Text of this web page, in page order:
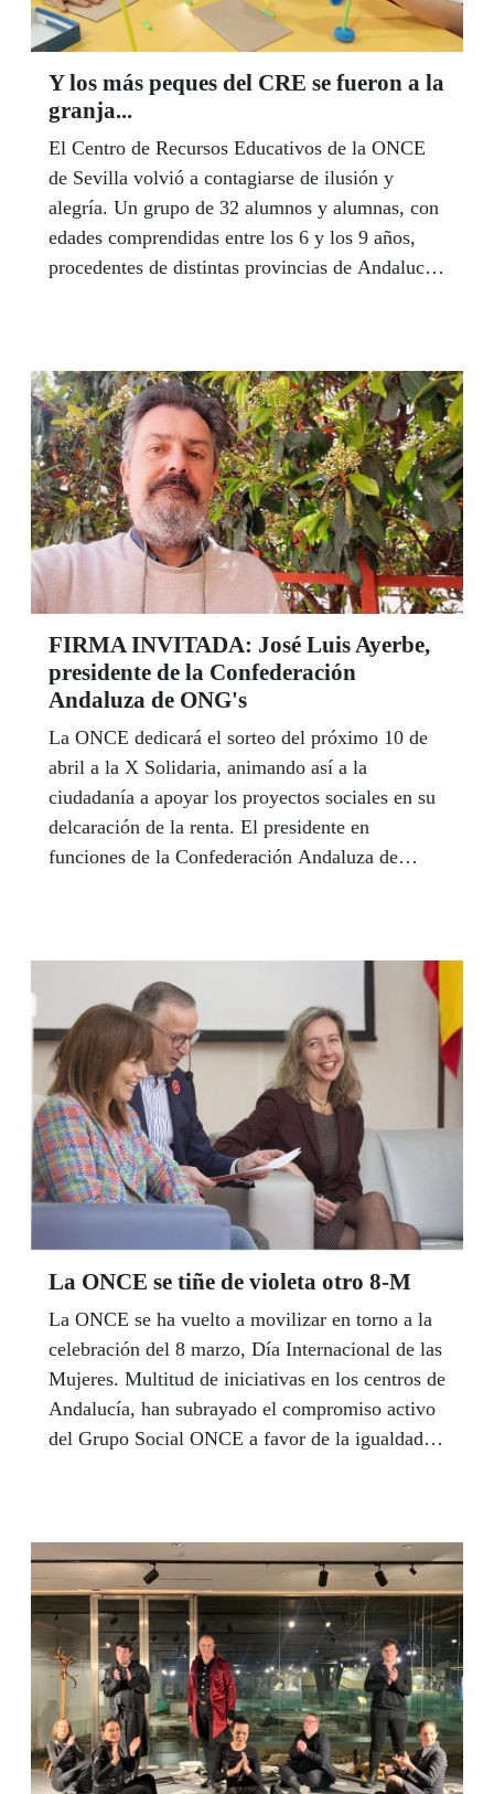
Y los más peques del CRE se fueron a la
granja...
El Centro de Recursos Educativos de la ONCE
de Sevilla volvió a contagiarse de ilusión y
alegría. Un grupo de 32 alumnos y alumnas, con
edades comprendidas entre los 6 y los 9 años,
procedentes de distintas provincias de Andalucía
retomó, después de tres años, un excursión de
atención temprana con la participación de otros
nueve niños del segundo ciclo de Educación
Infantil en la Granja Escuela Cuna de Espartinas.
FIRMA INVITADA: José Luis Ayerbe,
presidente de la Confederación
Andaluza de ONG's
La ONCE dedicará el sorteo del próximo 10 de
abril a la X Solidaria, animando así a la
ciudadanía a apoyar los proyectos sociales en su
delcaración de la renta. El presidente en
funciones de la Confederación Andaluza de
especialmente los de la población con más
dificultades para alcanzarlos.
La ONCE se tiñe de violeta otro 8-M
La ONCE se ha vuelto a movilizar en torno a la
celebración del 8 marzo, Día Internacional de las
Mujeres. Multitud de iniciativas en los centros de
Andalucía, han subrayado el compromiso activo
del Grupo Social ONCE a favor de la igualdad
empleo y discapacidad’ que las mujeres con
discapacidad siguen cobrando una media de
8.000 euros menos al año que los hombres. Y en
Sevilla, el Consejo Territorial aprovechó este 8-
M para inaugurar un nuevo foro, ‘Encuentros
para el Diálogo’, un espacio de reflexión con el
foco puesto en las mujeres.